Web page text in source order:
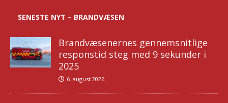
SENESTE NYT – BRANDVÆSEN
Brandvæsenernes gennemsnitlige
responstid steg med 9 sekunder i
2025
6. august 2026